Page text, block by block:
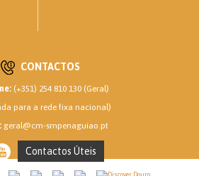
CONTACTOS
(+351) 254 810 130 (Geral)
para a rede fixa nacional)
geral@cm-smpenaguiao.pt
Contactos Úteis